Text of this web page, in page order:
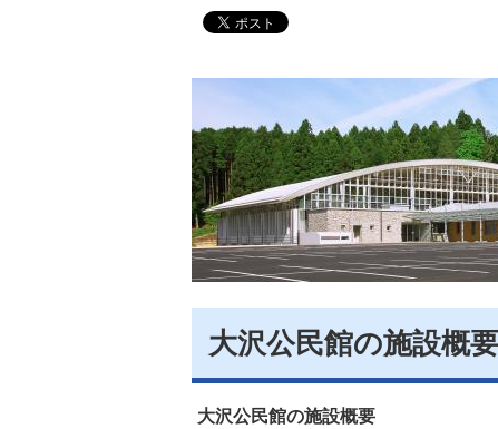
大沢公民館の施設概要
大沢公民館の施設概要